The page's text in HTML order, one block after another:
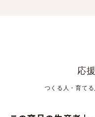
応
つくる人・育て